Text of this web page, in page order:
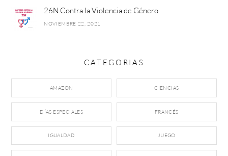
26N Contra la Violencia de Género
NOVIEMBRE 22, 2021
CATEGORIAS
AMAZON CIENCIAS
DÍAS ESPECIALES FRANCÉS
IGUALDAD JUEGO